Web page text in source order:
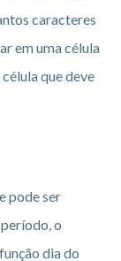
caracteres
em uma célula
que deve
pode ser
o
dia do